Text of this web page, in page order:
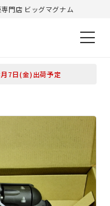
門店 ビッグマグナム
7日(金)出荷予定